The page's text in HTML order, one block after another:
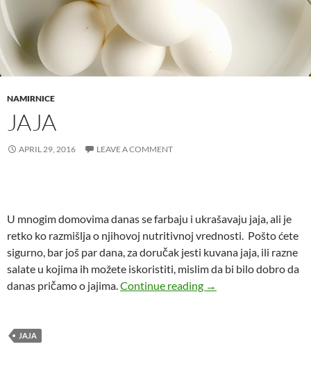
NAMIRNICE
JAJA
APRIL 29, 2016 LEAVE A COMMENT
U mnogim domovima danas se farbaju i ukrašavaju jaja, ali je
retko ko razmišlja o njihovoj nutritivnoj vrednosti. Pošto ćete
sigurno, bar još par dana, za doručak jesti kuvana jaja, ili razne
salate u kojima ih možete iskoristiti, mislim da bi bilo dobro da
danas pričamo o jajima.Continue reading Jaja
→
JAJA